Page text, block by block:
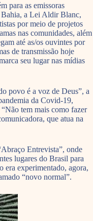
para as emissoras
Bahia, a Lei Aldir Blanc,
por meio de projetos
nas comunidades, além
até as/os ouvintes por
de transmissão hoje
seu lugar nas mídias
povo é a voz de Deus”, a
da Covid-19,
tem mais como fazer
que atua na
Entrevista”, onde
lugares do Brasil para
era experimentado, agora,
“novo normal”.